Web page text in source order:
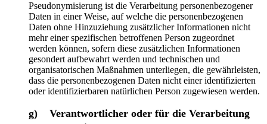
Pseudonymisierung ist die Verarbeitung personenbezogener
Daten in einer Weise, auf welche die personenbezogenen
Daten ohne Hinzuziehung zusätzlicher Informationen nicht
mehr einer spezifischen betroffenen Person zugeordnet
werden können, sofern diese zusätzlichen Informationen
gesondert aufbewahrt werden und technischen und
organisatorischen Maßnahmen unterliegen, die gewährleisten,
dass die personenbezogenen Daten nicht einer identifizierten
oder identifizierbaren natürlichen Person zugewiesen werden.
g) Verantwortlicher oder für die Verarbeitung